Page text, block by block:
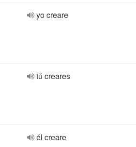
yo creare
tú creares
él creare